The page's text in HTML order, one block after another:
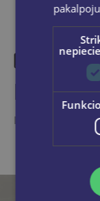
Ieskaties, varbūt